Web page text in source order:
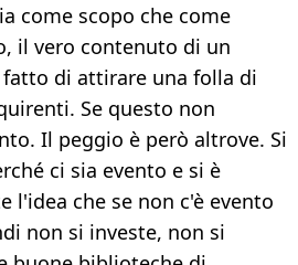
come scopo che come
il vero contenuto di un
di attirare una folla di
Se questo non
Il peggio è però altrove. Si
ci sia evento e si è
l'idea che se non c'è evento
non si investe, non si